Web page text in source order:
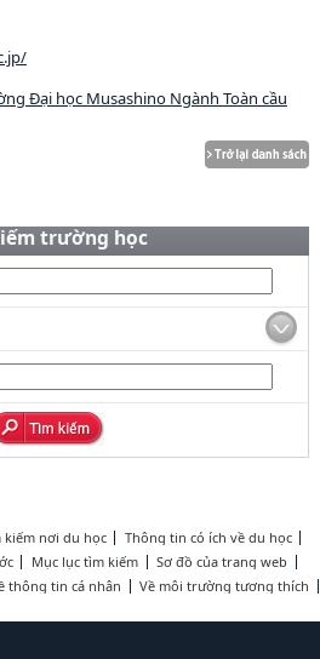
Đại học Musashino Ngành Toàn cầu
trường học
kiếm nơi du học
Thông tin có ích về du học
Mục lục tìm kiếm
Sơ đồ của trang web
thông tin cá nhân Về môi trường tương thích